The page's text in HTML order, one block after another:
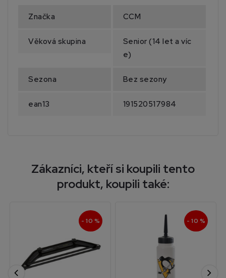
Značka CCM
Věková skupina
Senior (14 let a víc
e)
Sezona Bez sezony
ean13 191520517984
Zákazníci, kteří si koupili tento
produkt, koupili také:
- 10 % - 10 %